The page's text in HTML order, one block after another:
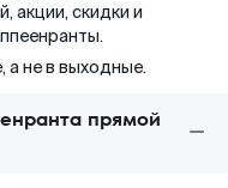
акции, скидки и
а не в выходные.
прямой